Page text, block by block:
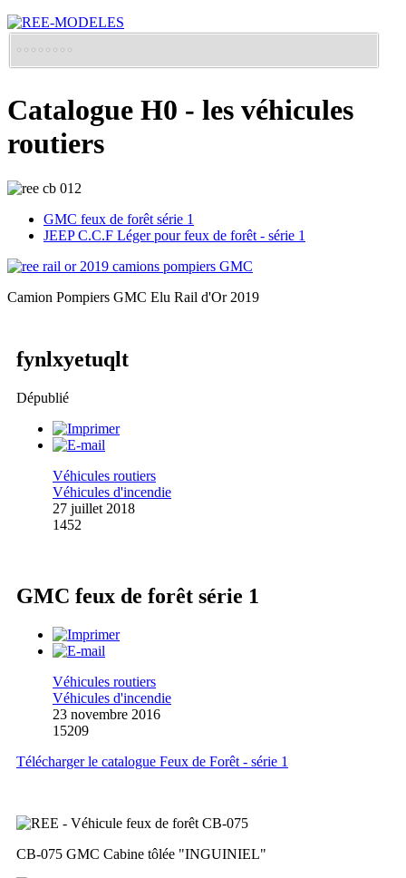
Catalogue H0 - les véhicules
routiers
GMC feux de forêt série 1
JEEP C.C.F Léger pour feux de forêt - série 1
Camion Pompiers GMC Elu Rail d'Or 2019
fynlxyetuqlt
Dépublié
Véhicules routiers
Véhicules d'incendie
27 juillet 2018
1452
GMC feux de forêt série 1
Véhicules routiers
Véhicules d'incendie
23 novembre 2016
15209
Télécharger le catalogue Feux de Forêt - série 1
CB-075 GMC Cabine tôlée "INGUINIEL"